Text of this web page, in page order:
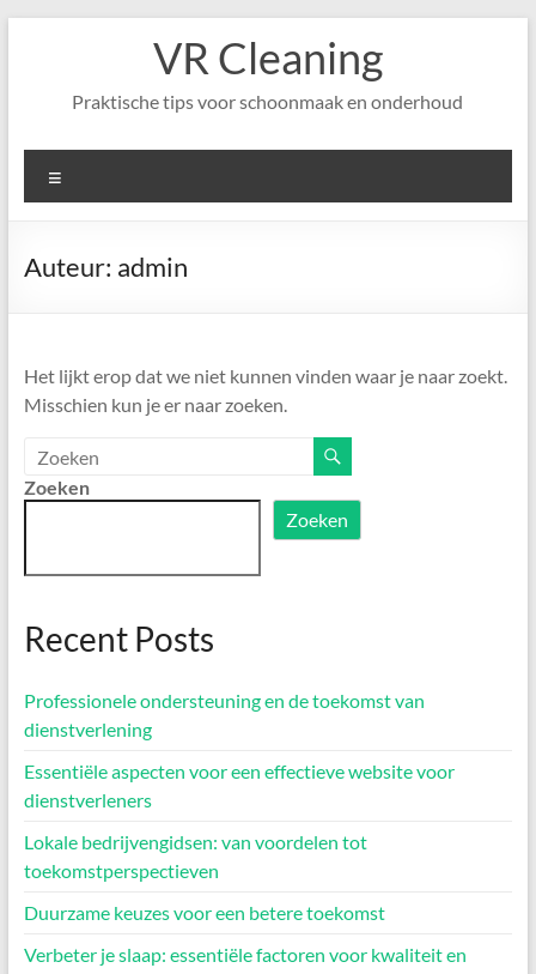
VR Cleaning
Praktische tips voor schoonmaak en onderhoud
Auteur: admin
Het lijkt erop dat we niet kunnen vinden waar je naar zoekt.
Misschien kun je er naar zoeken.
Zoeken
Zoeken
Recent Posts
Professionele ondersteuning en de toekomst van
dienstverlening
Essentiële aspecten voor een effectieve website voor
dienstverleners
Lokale bedrijvengidsen: van voordelen tot
toekomstperspectieven
Duurzame keuzes voor een betere toekomst
Verbeter je slaap: essentiële factoren voor kwaliteit en